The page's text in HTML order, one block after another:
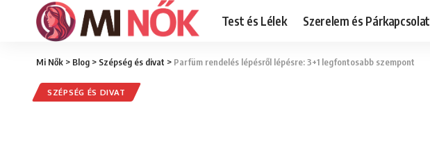
Test és Lélek Szerelem és Párkapcsolat
Mi Nők > Blog > Szépség és divat > Parfüm rendelés lépésről lépésre: 3+1 legfontosabb szempont
SZÉPSÉG ÉS DIVAT